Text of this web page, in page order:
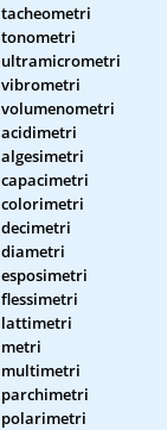
tacheometri
tonometri
ultramicrometri
vibrometri
volumenometri
acidimetri
algesimetri
capacimetri
colorimetri
decimetri
diametri
esposimetri
flessimetri
lattimetri
metri
multimetri
parchimetri
polarimetri